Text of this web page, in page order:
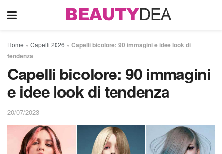
Home » Capelli 2026 » Capelli bicolore: 90 immagini e idee look di
tendenza
Capelli bicolore: 90 immagini
e idee look di tendenza
20/07/2023